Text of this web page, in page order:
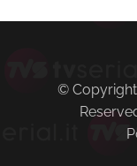
primaria
© Copyright